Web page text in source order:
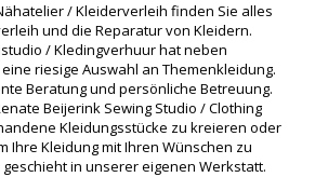
/ Kleiderverleih finden Sie alles
und die Reparatur von Kleidern.
/ Kledingverhuur hat neben
riesige Auswahl an Themenkleidung.
Beratung und persönliche Betreuung.
Beijerink Sewing Studio / Clothing
Kleidungsstücke zu kreieren oder
Ihre Kleidung mit Ihren Wünschen zu
in unserer eigenen Werkstatt.